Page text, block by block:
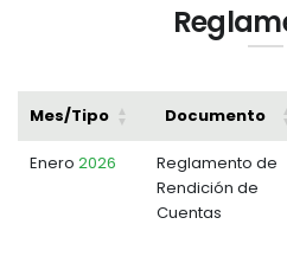
Mes/Tipo Documento
Enero 2026
Reglamento de
Rendición de
Cuentas